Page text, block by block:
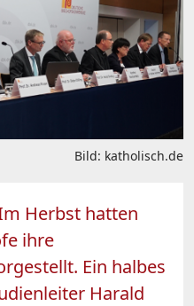
Bild: katholisch.de
Herbst hatten
ihre
Ein halbes
Harald